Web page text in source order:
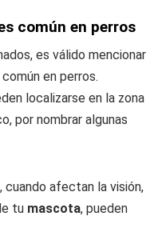
común en perros
es válido mencionar
en perros.
localizarse en la zona
por nombrar algunas
cuando afectan la visión,
tu mascota, pueden